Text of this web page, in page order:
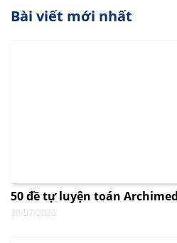
Bài viết mới nhất
50 đề tự luyện toán
30/07/2026